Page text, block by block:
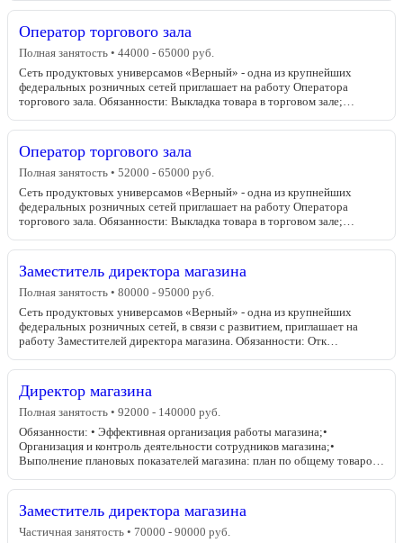
Оператор торгового зала
Полная занятость • 44000 - 65000 руб.
Сеть продуктовых универсамов «Верный» - одна из крупнейших
федеральных розничных сетей приглашает на работу Оператора
торгового зала. Обязанности: Выкладка товара в торговом зале;…
Оператор торгового зала
Полная занятость • 52000 - 65000 руб.
Сеть продуктовых универсамов «Верный» - одна из крупнейших
федеральных розничных сетей приглашает на работу Оператора
торгового зала. Обязанности: Выкладка товара в торговом зале;…
Заместитель директора магазина
Полная занятость • 80000 - 95000 руб.
Сеть продуктовых универсамов «Верный» - одна из крупнейших
федеральных розничных сетей, в связи с развитием, приглашает на
работу Заместителей директора магазина. Обязанности: Отк…
Директор магазина
Полная занятость • 92000 - 140000 руб.
Обязанности: • Эффективная организация работы магазина;•
Организация и контроль деятельности сотрудников магазина;•
Выполнение плановых показателей магазина: план по общему товаро…
Заместитель директора магазина
Частичная занятость • 70000 - 90000 руб.